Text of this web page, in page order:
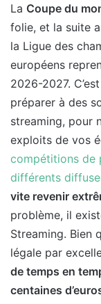
La Coupe du
folie, et la suite
la Ligue des
européens
2026-2027.
préparer à des
streaming, pour
exploits de vos
compétitions de
différents
vite revenir
problème, il
Streaming. Bien
légale par
de temps en
centaines